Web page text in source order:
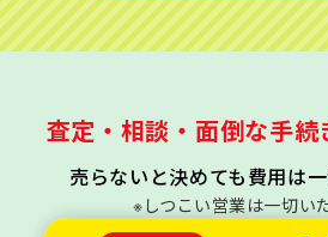
査定・相談・面倒な手続
売らないと決めても費用は
※しつこい営業は一切い